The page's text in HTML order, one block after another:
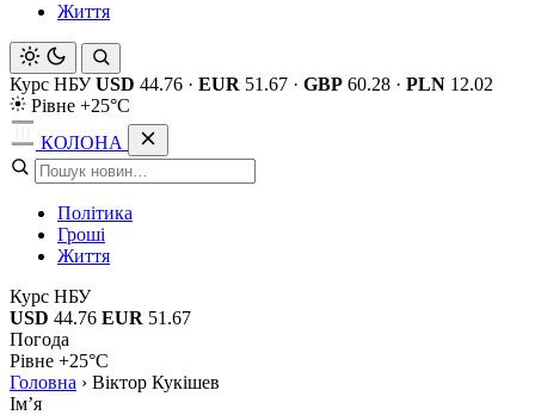
Життя
Курс НБУ USD 44.76 · EUR 51.67 · GBP 60.28 · PLN 12.02
Рівне +25°C
КОЛОНА
Політика
Гроші
Життя
Курс НБУ
USD 44.76 EUR 51.67
Погода
Рівне +25°C
Головна › Віктор Кукішев
Імʼя